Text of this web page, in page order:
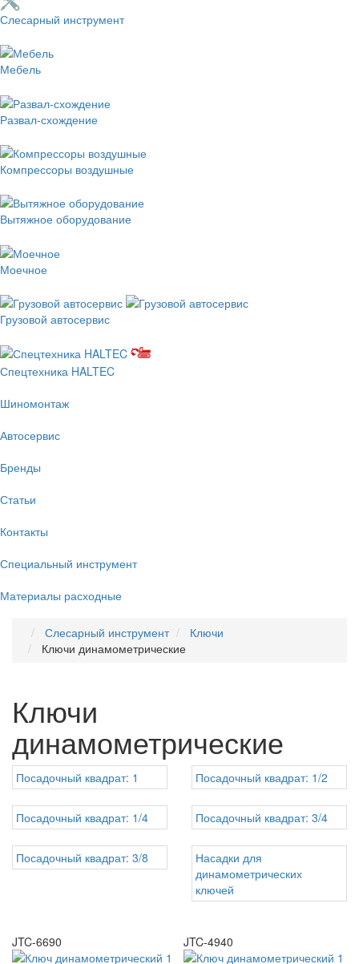
Слесарный инструмент
Мебель
Развал-схождение
Компрессоры воздушные
Вытяжное оборудование
Моечное
Грузовой автосервис
Спецтехника HALTEC
Шиномонтаж
Автосервис
Бренды
Статьи
Контакты
Специальный инструмент
Материалы расходные
Слесарный инструмент
Ключи
Ключи динамометрические
Ключи
динамометрические
Посадочный квадрат: 1 Посадочный квадрат: 1/2
Посадочный квадрат: 1/4 Посадочный квадрат: 3/4
Посадочный квадрат: 3/8
Насадки для
динамометрических
ключей
JTC-6690
JTC-4940